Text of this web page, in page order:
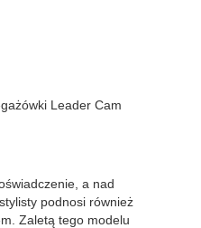
Leader Cam
a nad
podnosi również
Zaletą tego modelu